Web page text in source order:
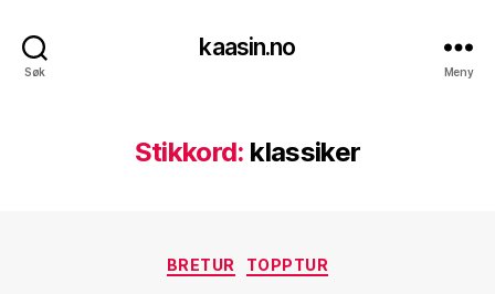
Søk
kaasin.no
Meny
Stikkord: klassiker
Kategorier
BRETUR TOPPTUR